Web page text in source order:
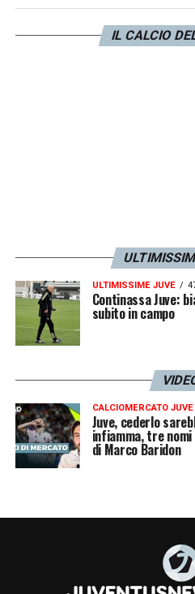
IL CALCIO
ULTIMISSIME JUVE
Continassa Juve:
subito in campo
CALCIOMERCATO JUVE
Juve, cederlo
infiamma, tre nomi
di Marco Baridon